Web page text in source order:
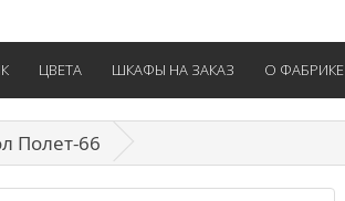
ЦВЕТА ШКАФЫ НА ЗАКАЗ О ФАБРИКЕ
Полет-66